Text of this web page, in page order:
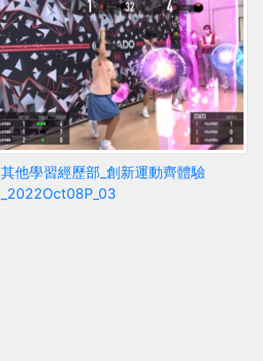
其他學習經歷部_創新運動齊體驗
_2022Oct08P_03